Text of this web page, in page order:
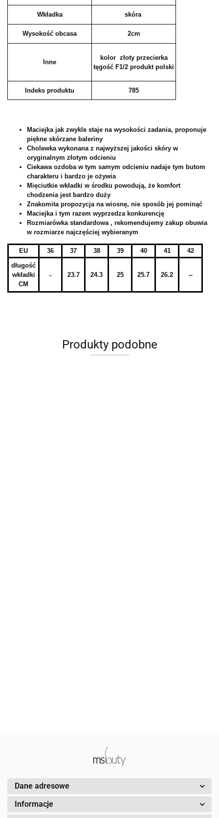
Wkładka skóra
Wysokość obcasa 2cm
Inne
kolor złoty przecierka
tęgość F1/2 produkt polski
Indeks produktu 785
Maciejka jak zwykle staje na wysokości zadania, proponuje
piękne skórzane baleriny
Cholewka wykonana z najwyższej jakości skóry w
oryginalnym złotym odcieniu
Ciekawa ozdoba w tym samym odcieniu nadaje tym butom
charakteru i bardzo je ożywia
Mięciutkie wkładki w środku powodują, że komfort
chodzenia jest bardzo duży
Znakomita propozycja na wiosnę, nie sposób jej pominąć
Maciejka i tym razem wyprzedza konkurencję
Rozmiarówka standardowa , rekomendujemy zakup obuwia
w rozmiarze najczęściej wybieranym
EU 36 37 38 39 40 41
42
długość
wkładki
CM
-- 23.7 24.3 25 25.7 26.2 --
Produkty podobne
Dane adresowe
Informacje